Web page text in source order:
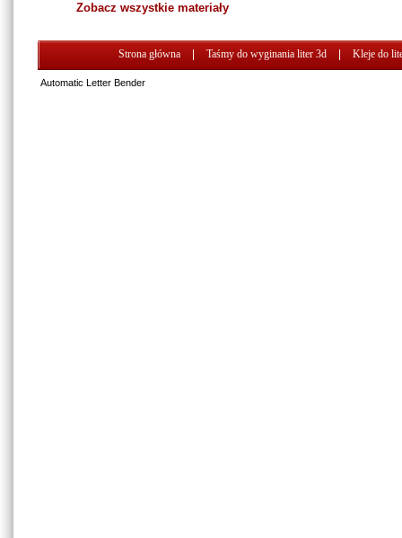
Zobacz wszystkie materiały
Strona główna Taśmy do wyginania liter 3d Kleje do
Automatic Letter Bender